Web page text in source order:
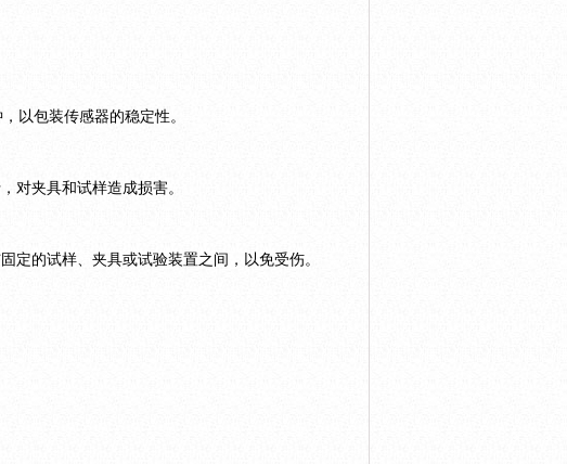
以包装传感器的稳定性。
对夹具和试样造成损害。
定的试样、夹具或试验装置之间，以免受伤。